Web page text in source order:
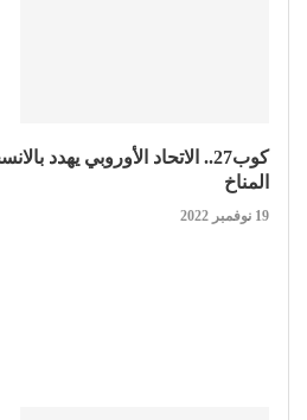
كوب27.. الاتحاد الأوروبي يهدد
المناخ
19 نوفمبر 2022